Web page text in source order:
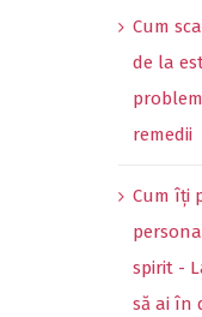
Cum
de la
remedii
Cum îți
spirit -
să ai în